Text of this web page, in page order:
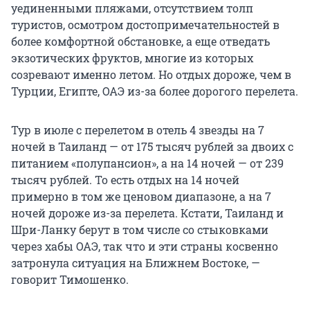
уединенными пляжами, отсутствием толп
туристов, осмотром достопримечательностей в
более комфортной обстановке, а еще отведать
экзотических фруктов, многие из которых
созревают именно летом. Но отдых дороже, чем в
Турции, Египте, ОАЭ из-за более дорогого перелета.
Тур в июле с перелетом в отель 4 звезды на 7
ночей в Таиланд — от 175 тысяч рублей за двоих с
питанием «полупансион», а на 14 ночей — от 239
тысяч рублей. То есть отдых на 14 ночей
примерно в том же ценовом диапазоне, а на 7
ночей дороже из-за перелета. Кстати, Таиланд и
Шри-Ланку берут в том числе со стыковками
через хабы ОАЭ, так что и эти страны косвенно
затронула ситуация на Ближнем Востоке, —
говорит Тимошенко.